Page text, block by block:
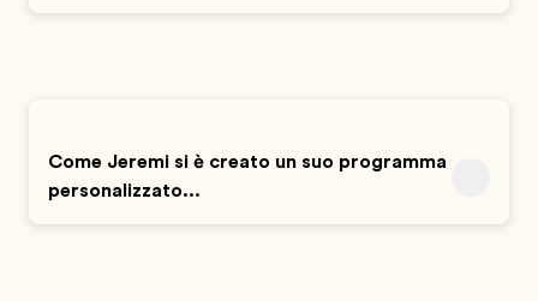
Come Jeremi si è creato un suo programma
personalizzato...